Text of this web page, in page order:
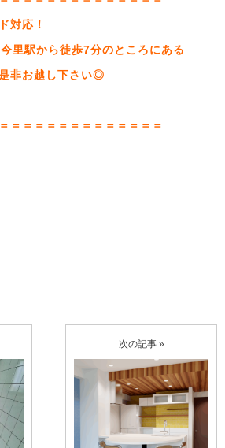
対応！
里駅から徒歩7分のところにある
非お越し下さい◎
＝＝＝＝＝＝＝＝＝＝＝＝＝
次の記事 »